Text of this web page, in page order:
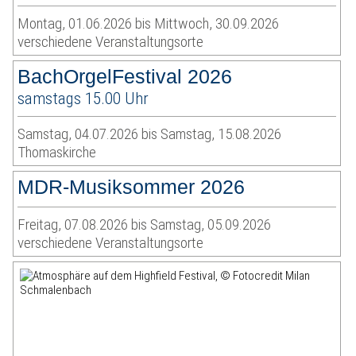
Montag, 01.06.2026 bis Mittwoch, 30.09.2026
verschiedene Veranstaltungsorte
BachOrgelFestival 2026
samstags 15.00 Uhr
Samstag, 04.07.2026 bis Samstag, 15.08.2026
Thomaskirche
MDR-Musiksommer 2026
Freitag, 07.08.2026 bis Samstag, 05.09.2026
verschiedene Veranstaltungsorte